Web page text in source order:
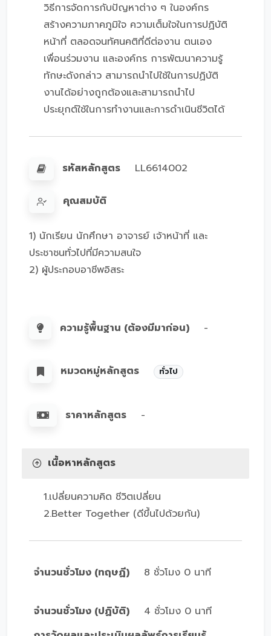
วิธีการจัดการกับปัญหาต่าง ๆ ในองค์กร
สร้างความภาคภูมิใจ ความเต็มใจในการปฏิบัติ
หน้าที่ ตลอดจนทัศนคติที่ดีต่องาน ตนเอง
เพื่อนร่วมงาน และองค์กร การพัฒนาความรู้
ทักษะดังกล่าว สามารถนำไปใช้ในการปฏิบัติ
งานได้อย่างถูกต้องและสามารถนำไป
ประยุกต์ใช้ในการทำงานและการดำเนินชีวิตได้
รหัสหลักสูตร LL6614002
คุณสมบัติ
1) นักเรียน นักศึกษา อาจารย์ เจ้าหน้าที่ และ
ประชาชนทั่วไปที่มีความสนใจ
2) ผู้ประกอบอาชีพอิสระ
ความรู้พื้นฐาน (ต้องมีมาก่อน) -
หมวดหมู่หลักสูตร ทั่วไป
ราคาหลักสูตร -
เนื้อหาหลักสูตร
1.เปลี่ยนความคิด ชีวิตเปลี่ยน
2.Better Together (ดีขึ้นไปด้วยกัน)
จำนวนชั่วโมง (ทฤษฏี) 8 ชั่วโมง 0 นาที
จำนวนชั่วโมง (ปฏิบัติ)
4 ชั่วโมง 0 นาที